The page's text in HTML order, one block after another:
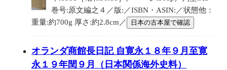
巻号:原文編之４／版:／ISBN・ASIN:／状態他：
重量:約700g 厚さ:約2.8cm／
日本の古本屋で確認
オランダ商館長日記 自寛永１８年９月至寛
永１９年閏９月（日本関係海外史料）